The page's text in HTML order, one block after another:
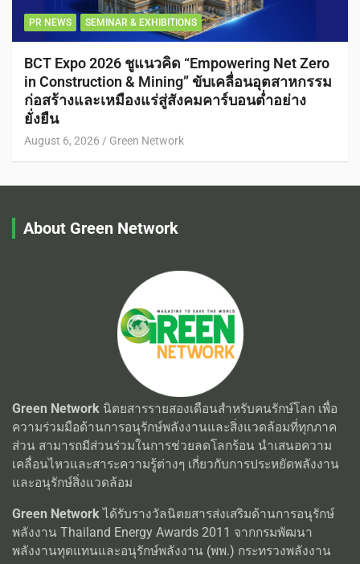
PR NEWS SEMINAR & EXHIBITIONS
BCT Expo 2026 ชูแนวคิด “Empowering Net Zero
in Construction & Mining” ขับเคลื่อนอุตสาหกรรม
ก่อสร้างและเหมืองแร่สู่สังคมคาร์บอนต่ำอย่าง
ยั่งยืน
August 6, 2026 Green Network
About Green Network
Green Network นิตยสารรายสองเดือนสำหรับคนรักษ์โลก เพื่อ
ความร่วมมือด้านการอนุรักษ์พลังงานและสิ่งแวดล้อมที่ทุกภาค
ส่วน สามารถมีส่วนร่วมในการช่วยลดโลกร้อน นำเสนอความ
เคลื่อนไหวและสาระความรู้ต่างๆ เกี่ยวกับการประหยัดพลังงาน
และอนุรักษ์สิ่งแวดล้อม
Green Networkได้รับรางวัลนิตยสารส่งเสริมด้านการอนุรักษ์
พลังงาน Thailand Energy Awards 2011 จากกรมพัฒนา
พลังงานทุดแทนและอนุรักษ์พลังงาน (พพ.) กระทรวงพลังงาน